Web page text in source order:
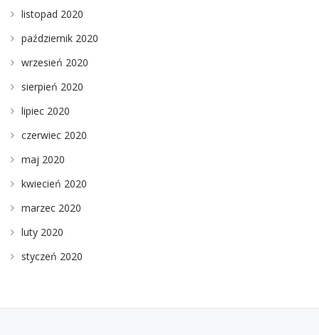
listopad 2020
październik 2020
wrzesień 2020
sierpień 2020
lipiec 2020
czerwiec 2020
maj 2020
kwiecień 2020
marzec 2020
luty 2020
styczeń 2020